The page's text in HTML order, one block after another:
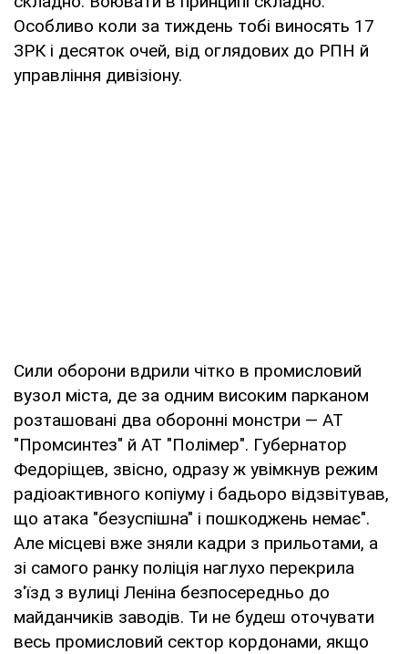
Особливо коли за тиждень тобі виносять 17
ЗРК і десяток очей, від оглядових до РПН й
управління дивізіону.
Сили оборони вдрили чітко в промисловий
вузол міста, де за одним високим парканом
розташовані два оборонні монстри — АТ
"Промсинтез" й АТ "Полімер". Губернатор
Федоріщев, звісно, одразу ж увімкнув режим
радіоактивного копіуму і бадьоро відзвітував,
що атака "безуспішна" і пошкоджень немає".
Але місцеві вже зняли кадри з прильотами, а
зі самого ранку поліція наглухо перекрила
з'їзд з вулиці Леніна безпосередньо до
майданчиків заводів. Ти не будеш оточувати
весь промисловий сектор кордонами, якщо